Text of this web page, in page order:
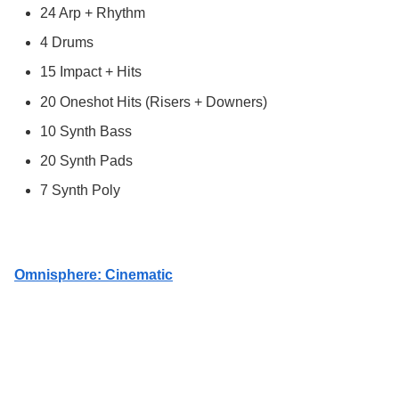
24 Arp + Rhythm
4 Drums
15 Impact + Hits
20 Oneshot Hits (Risers + Downers)
10 Synth Bass
20 Synth Pads
7 Synth Poly
Omnisphere: Cinematic